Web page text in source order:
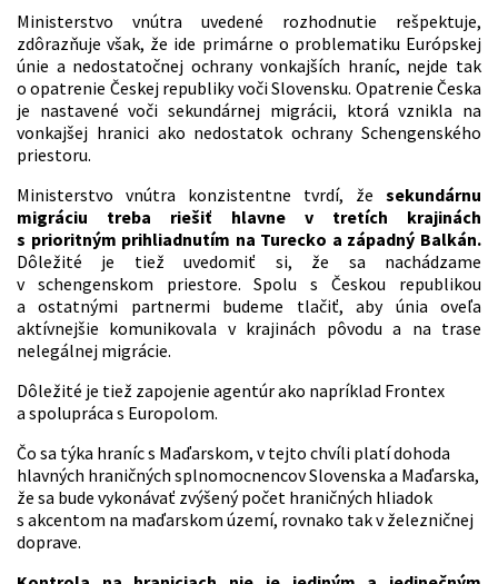
Ministerstvo vnútra uvedené rozhodnutie rešpektuje,
zdôrazňuje však, že ide primárne o problematiku Európskej
únie a nedostatočnej ochrany vonkajších hraníc, nejde tak
o opatrenie Českej republiky voči Slovensku. Opatrenie Česka
je nastavené voči sekundárnej migrácii, ktorá vznikla na
vonkajšej hranici ako nedostatok ochrany Schengenského
priestoru.
Ministerstvo vnútra konzistentne tvrdí, že sekundárnu
migráciu treba riešiť hlavne v tretích krajinách
s prioritným prihliadnutím na Turecko a západný Balkán.
Dôležité je tiež uvedomiť si, že sa nachádzame
v schengenskom priestore. Spolu s Českou republikou
a ostatnými partnermi budeme tlačiť, aby únia oveľa
aktívnejšie komunikovala v krajinách pôvodu a na trase
nelegálnej migrácie.
Dôležité je tiež zapojenie agentúr ako napríklad Frontex
a spolupráca s Europolom.
Čo sa týka hraníc s Maďarskom, v tejto chvíli platí dohoda
hlavných hraničných splnomocnencov Slovenska a Maďarska,
že sa bude vykonávať zvýšený počet hraničných hliadok
s akcentom na maďarskom území, rovnako tak v železničnej
doprave.